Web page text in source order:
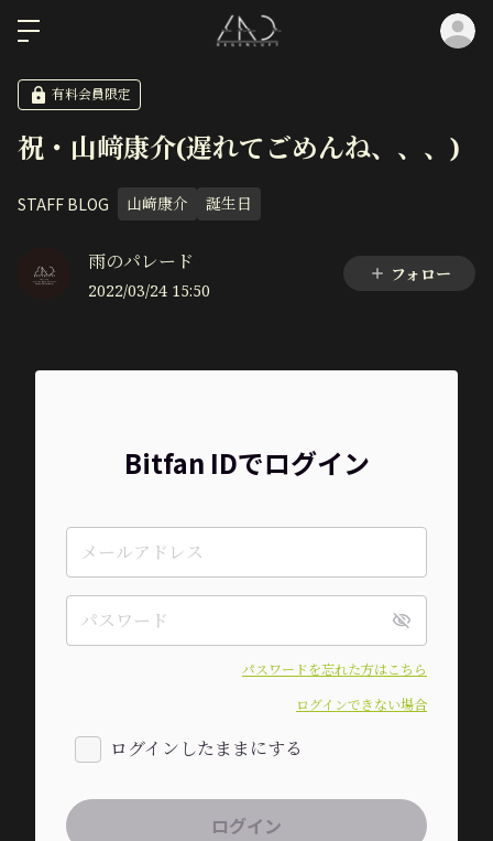
有料会員限定
祝・山﨑康介(遅れてごめんね、、、)
STAFF BLOG 山﨑康介 誕生日
雨のパレード
2022/03/24 15:50
フォロー
Bitfan IDでログイン
パスワードを忘れた方はこちら
ログインできない場合
ログインしたままにする